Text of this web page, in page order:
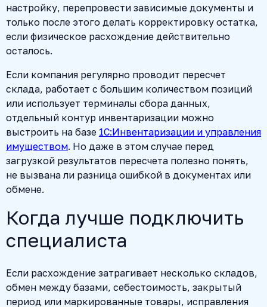
настройку, перепровести зависимые документы и
только после этого делать корректировку остатка,
если физическое расхождение действительно
осталось.
Если компания регулярно проводит пересчет
склада, работает с большим количеством позиций
или использует терминалы сбора данных,
отдельный контур инвентаризации можно
выстроить на базе 1С:Инвентаризации и управления
имуществом. Но даже в этом случае перед
загрузкой результатов пересчета полезно понять,
не вызвана ли разница ошибкой в документах или
обмене.
Когда лучше подключить
специалиста
Если расхождение затрагивает несколько складов,
обмен между базами, себестоимость, закрытый
период или маркированные товары, исправления